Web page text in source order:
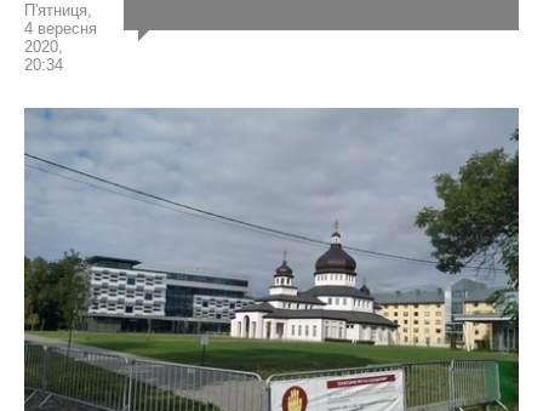
П'ятниця,
4 вересня
2020,
20:34